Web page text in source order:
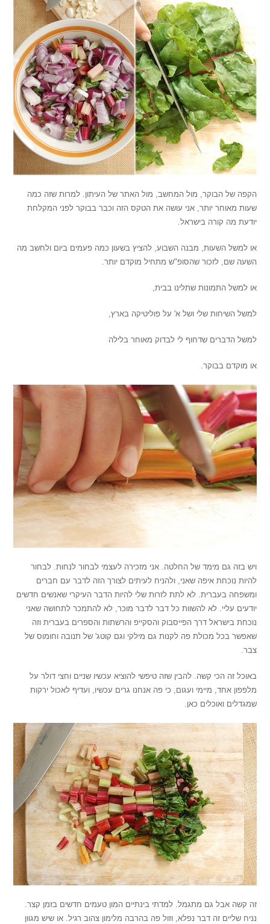
הקפה של הבוקר, מול המחשב, מול האתר של העיתון. למרות שזה כמה
שעות מאוחר יותר, אני עושה את הטקס הזה וכבר בבוקר לפני המקלחת
יודעת מה קורה בישראל.
או למשל השעות, מבנה השבוע, להציץ בשעון כמה פעמים ביום ולחשב מה
השעה שם, לזכור שהסופ"ש מתחיל מוקדם יותר.
או למשל התמונות שתלינו בבית,
למשל השיחות שלי ושל א' על פוליטיקה בארץ,
למשל הדברים שדחוף לי לבדוק מאוחר בלילה
או מוקדם בבוקר.
ויש בזה גם מימד של החלטה. אני מזכירה לעצמי לבחור לנחות. לבחור
להיות נוכחת איפה שאני, ולהניח לעיתים לצורך הזה לדבר עם חברים
ומשפחה בעברית. לא לתת לזרות שלי להיות הדבר העיקרי שאנשים חדשים
יודעים עליי. לא להשוות כל דבר לדבר מוכר, לא להתמכר לתחושה שאני
נוכחת בישראל דרך הפייסבוק והסקייפ והרשתות והספרים בעברית וזה
שאפשר בכל מכולת פה לקנות גם מילקי וגם קוטג' של תנובה וחומוס של
צבר.
באוכל זה הכי קשה. להבין שזה טיפשי להוציא עכשיו שניים וחצי דולר על
מלפפון אחד, מיימי ועגום, כי פה אנחנו גרים עכשיו, ועדיף לאכול ירקות
שמגדלים ואוכלים כאן.
זה קשה אבל גם מתגמל. למדתי בינתיים המון טעמים חדשים בזמן קצר.
נניח שליים זה דבר נפלא, וזול פה בהרבה מלימון צהוב רגיל. או שיש מגוון